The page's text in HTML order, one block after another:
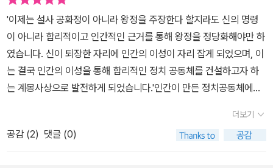
파된 흔적이나 후대에 미친 영향력을 입체적으로 조망해 줌으로써 고
전 원문 밖의 정보도 충실히 제공하고 있다. 이처럼 이 책은 고전 원문
을 직접 읽으며 민주주의 사상을 제대로 이해하려는 독자들을 위한
충실한 정치사상 입문서이다.
'이제는 설사 공화정이 아니라 왕정을 주장한다 할지라도 신의 명령
이 아니라 합리적이고 인간적인 근거를 통해 왕정을 정당화해야만 하
였습니다. 신이 퇴장한 자리에 인간의 이성이 자리 잡게 되었으며, 이
는 결국 인간의 이성을 통해 합리적인 정치 공동체를 건설하고자 하
는 계몽사상으로 발전하게 되었습니다.'인간이 만든 정치공동체에서
통치자들은 어떤 정치체제든 자신의 통치권을 정당화하기 위하여 신
이나 하늘 같은 초월적인 존재들을 끌어들였다. 서양의 왕권신수설이
그것이며 동양의 전제군주들이 다 자신들을 하늘의 자손, 천손이라
더보기
공감 (2) 댓글 (0)